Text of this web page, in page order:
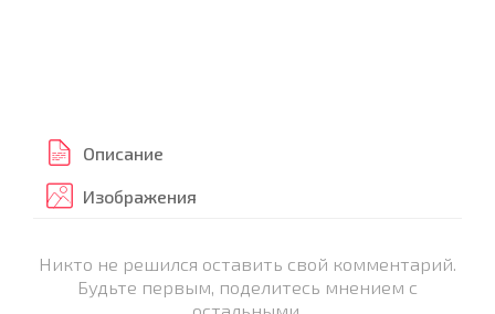
Описание
Изображения
Никто не решился оставить свой комментарий.
Будьте первым, поделитесь мнением с
остальными.